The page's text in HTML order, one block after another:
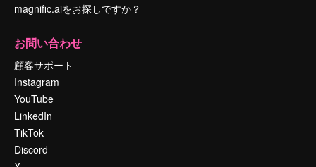
magnific.aiをお探しですか？
お問い合わせ
顧客サポート
Instagram
YouTube
LinkedIn
TikTok
Discord